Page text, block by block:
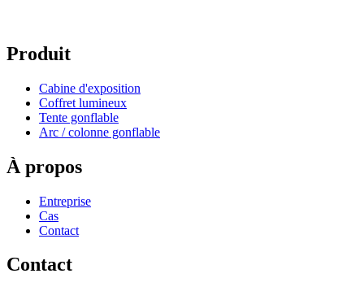
Produit
Cabine d'exposition
Coffret lumineux
Tente gonflable
Arc / colonne gonflable
À propos
Entreprise
Cas
Contact
Contact